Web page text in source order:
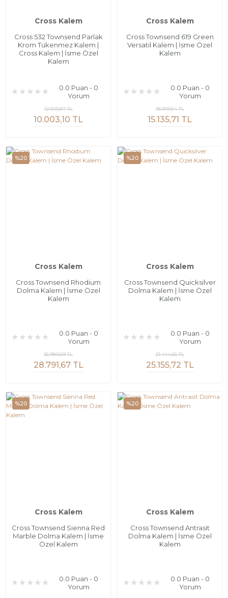
Cross Kalem
Cross 532 Townsend Parlak
Krom Tükenmez Kalem |
Cross Kalem | İsme Özel
Kalem
0.0 Puan - 0
Yorum
10.003,10 TL
12.503,87 TL
Cross Kalem
Cross Townsend 619 Green
Versatil Kalem | İsme Özel
Kalem
0.0 Puan - 0
Yorum
15.135,71 TL
18.919,64 TL
%20
Cross Kalem
Cross Townsend Rhodium
Dolma Kalem | İsme Özel
Kalem
0.0 Puan - 0
Yorum
28.791,67 TL
35.989,59 TL
%20
Cross Kalem
Cross Townsend Quicksilver
Dolma Kalem | İsme Özel
Kalem
0.0 Puan - 0
Yorum
25.155,72 TL
31.444,65 TL
%20
Cross Kalem
Cross Townsend Sienna Red
Marble Dolma Kalem | İsme
Özel Kalem
0.0 Puan - 0
Yorum
%20
Cross Kalem
Cross Townsend Antrasit
Dolma Kalem | İsme Özel
Kalem
0.0 Puan - 0
Yorum